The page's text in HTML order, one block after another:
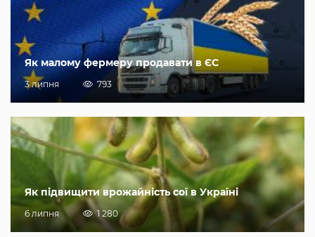
Як малому фермеру продавати в ЄС
3 липня 793
Як підвищити врожайність сої в Україні
6 липня 1 280